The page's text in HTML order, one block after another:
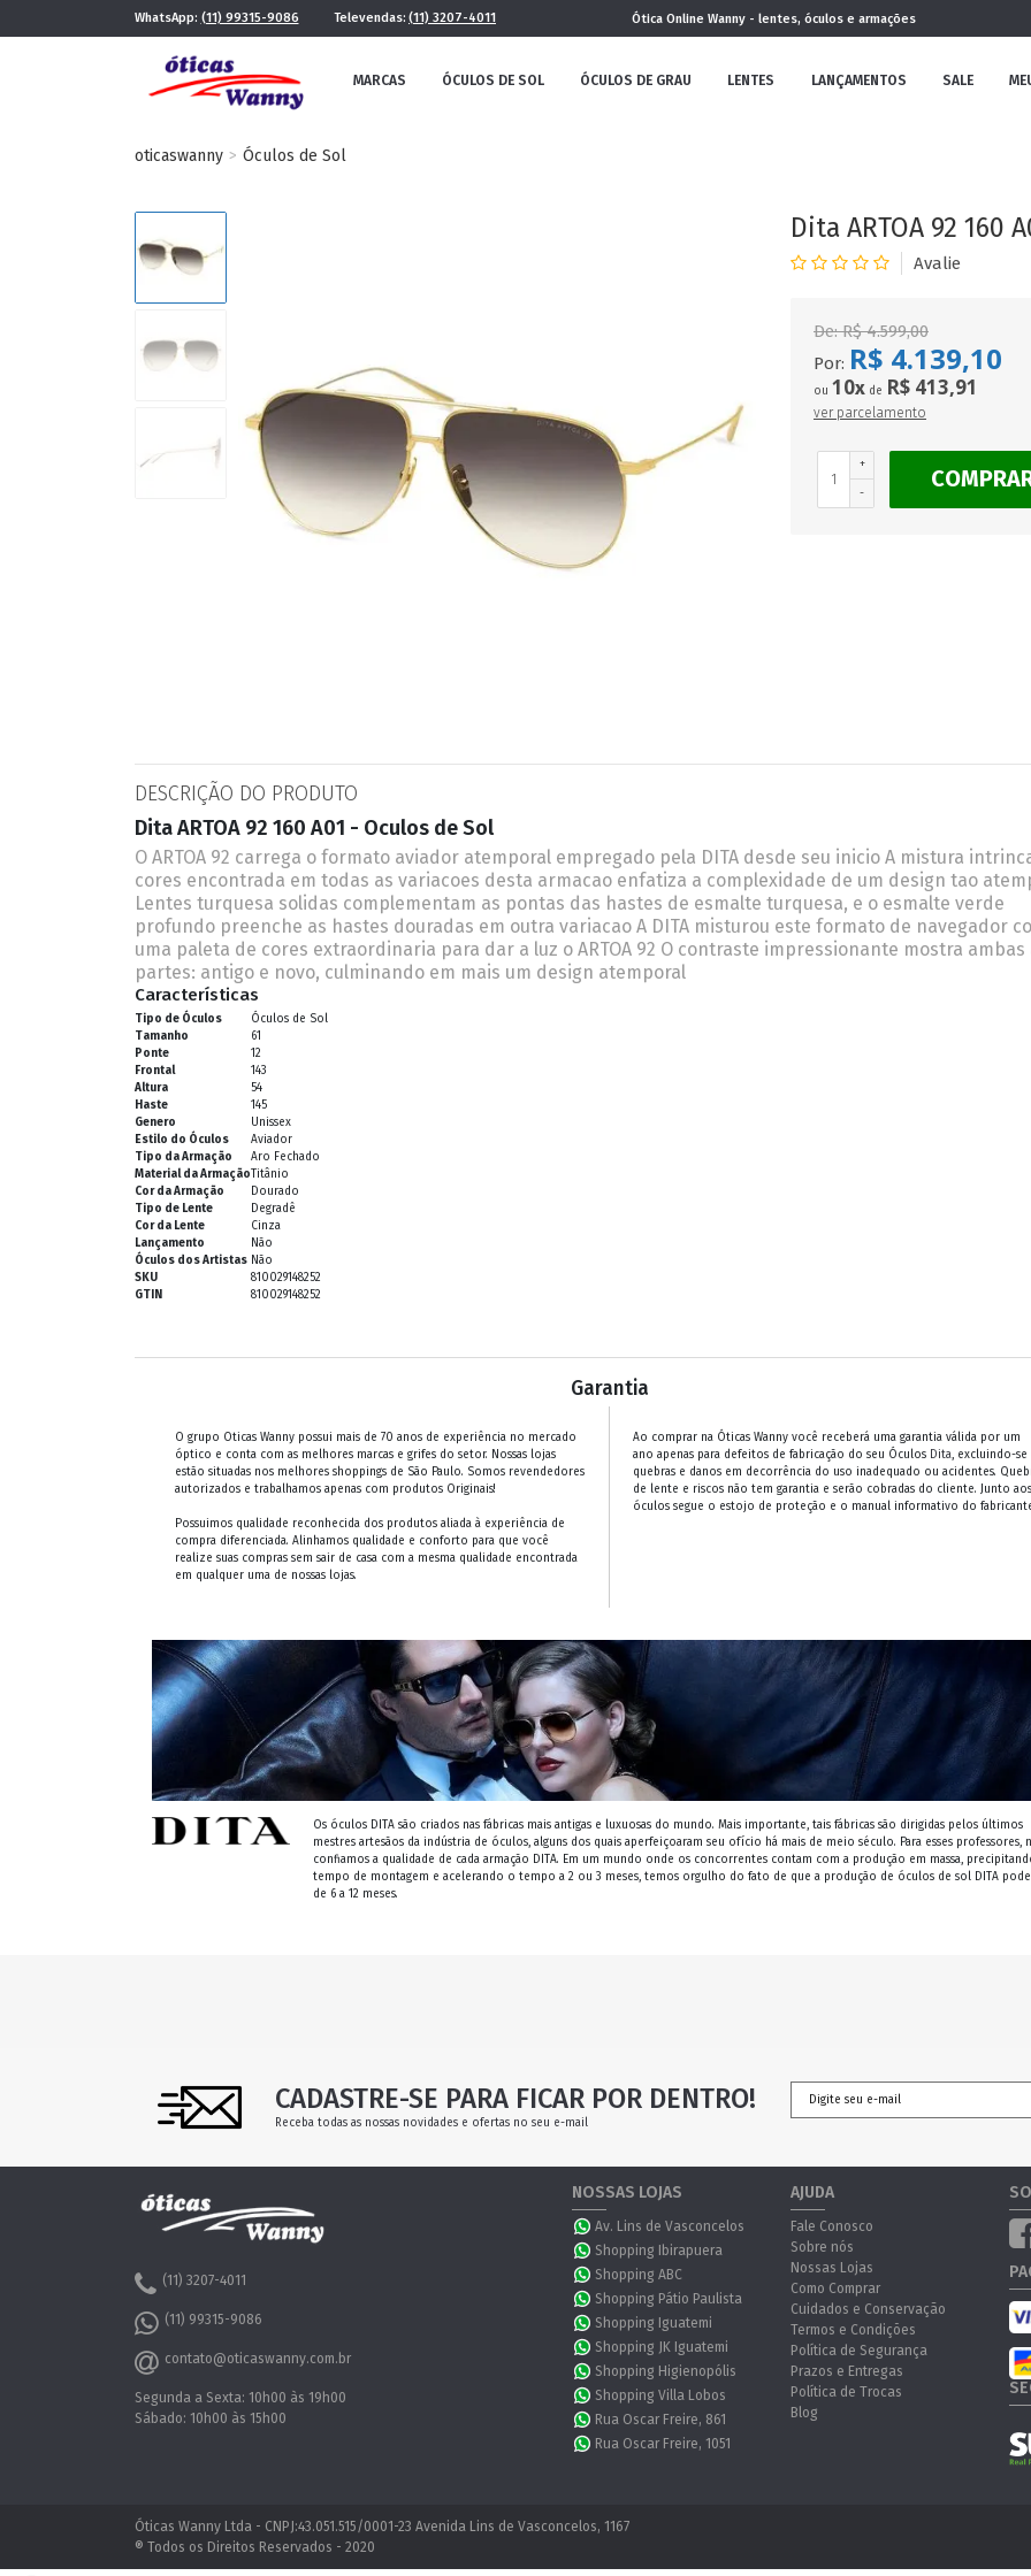
WhatsApp: (11) 99315-9086 Televendas: (11) 3207-4011 Ótica Online Wanny - lentes, óculos e armações
MARCAS ÓCULOS DE SOL ÓCULOS DE GRAU LENTES LANÇAMENTOS SALE
MASCULINO
COLEÇÃO
FUTURISTA CLÁSSICO
oticaswanny Óculos de Sol
Dita ARTOA 92 160
De:R$ 4.599,00
Por: R$ 4.139,10
ou 10x de R$ 413,91
ver parcelamento
+
-
DESCRIÇÃO DO PRODUTO
Dita ARTOA 92 160 A01 - Oculos de Sol
O ARTOA 92 carrega o formato aviador atemporal empregado pela DITA desde seu inicio A mistura
cores encontrada em todas as variacoes desta armacao enfatiza a complexidade de um design tao
Lentes turquesa solidas complementam as pontas das hastes de esmalte turquesa, e o esmalte verde
profundo preenche as hastes douradas em outra variacao A DITA misturou este formato de navegador
uma paleta de cores extraordinaria para dar a luz o ARTOA 92 O contraste impressionante mostra ambas
partes: antigo e novo, culminando em mais um design atemporal
Características
Tipo de Óculos
Óculos de Sol
Tamanho
61
Ponte
12
Frontal
143
Altura
54
Haste
145
Genero
Unissex
Estilo do Óculos
Aviador
Tipo da Armação
Aro Fechado
Material da ArmaçãoTitânio
Cor da Armação
Dourado
Tipo de Lente
Degradê
Cor da Lente
Cinza
Lançamento
Não
Óculos dos Artistas Não
SKU
810029148252
GTIN
810029148252
Garantia
O grupo Oticas Wanny possui mais de 70 anos de experiência no mercado
óptico e conta com as melhores marcas e grifes do setor. Nossas lojas
estão situadas nos melhores shoppings de São Paulo. Somos revendedores
autorizados e trabalhamos apenas com produtos Originais!
Possuimos qualidade reconhecida dos produtos aliada à experiência de
compra diferenciada. Alinhamos qualidade e conforto para que você
realize suas compras sem sair de casa com a mesma qualidade encontrada
em qualquer uma de nossas lojas.
Ao comprar na Óticas Wanny você receberá uma garantia válida por um
ano apenas para defeitos de fabricação do seu Óculos Dita, excluindo-se
quebras e danos em decorrência do uso inadequado ou acidentes.
de lente e riscos não tem garantia e serão cobradas do cliente. Junto aos
óculos segue o estojo de proteção e o manual informativo do
Os óculos DITA são criados nas fábricas mais antigas e luxuosas do mundo. Mais importante, tais fábricas são dirigidas pelos últimos
mestres artesãos da indústria de óculos, alguns dos quais aperfeiçoaram seu ofício há mais de meio século. Para esses professores,
confiamos a qualidade de cada armação DITA. Em um mundo onde os concorrentes contam com a produção em massa,
tempo de montagem e acelerando o tempo a 2 ou 3 meses, temos orgulho do fato de que a produção de óculos de sol DITA
de 6 a 12 meses.
CADASTRE-SE PARA FICAR POR DENTRO!
Receba todas as nossas novidades e ofertas no seu e-mail
(11) 3207-4011
(11) 99315-9086
contato@oticaswanny.com.br
Segunda a Sexta: 10h00 às 19h00
Sábado: 10h00 às 15h00
NOSSAS LOJAS
Av. Lins de Vasconcelos
Shopping Ibirapuera
Shopping ABC
Shopping Pátio Paulista
Shopping Iguatemi
Shopping JK Iguatemi
Shopping Higienopólis
Shopping Villa Lobos
Rua Oscar Freire, 861
Rua Oscar Freire, 1051
AJUDA
Fale Conosco
Sobre nós
Nossas Lojas
Como Comprar
Cuidados e Conservação
Termos e Condições
Política de Segurança
Prazos e Entregas
Política de Trocas
Blog
Óticas Wanny Ltda - CNPJ:43.051.515/0001-23 Avenida Lins de Vasconcelos, 1167
® Todos os Direitos Reservados - 2020